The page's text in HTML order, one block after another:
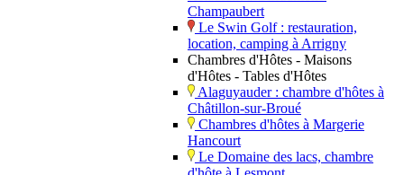
Champaubert
Le Swin Golf : restauration,
location, camping à Arrigny
Chambres d'Hôtes - Maisons
d'Hôtes - Tables d'Hôtes
Alaguyauder : chambre d'hôtes à
Châtillon-sur-Broué
Chambres d'hôtes à Margerie
Hancourt
Le Domaine des lacs, chambre